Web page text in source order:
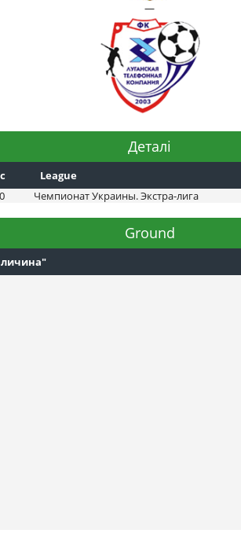
—
Деталі
League
Чемпионат Украины. Экстра-лига
Ground